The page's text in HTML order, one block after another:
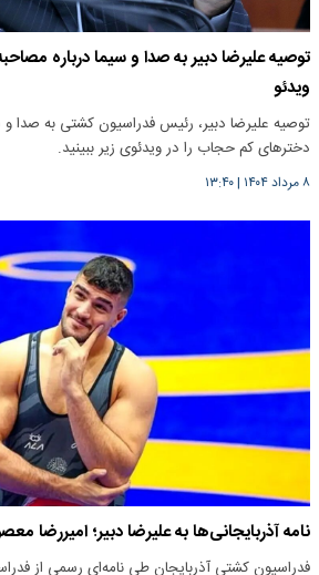
توصیه علیرضا دبیر به صدا و‌ سیما درباره
ویدئو
توصیه علیرضا دبیر، رئیس فدراسیون کشتی به صدا و‌
دخترهای کم حجاب را در ویدئوی زیر ببینید.
۸ مرداد ۱۴۰۴ |۱۳:۴۰
نامه آذربایجانی‌ها به علیرضا دبیر؛ امیررضا
فدراسیون کشتی آذربایجان طی نامه‌ای رسمی از